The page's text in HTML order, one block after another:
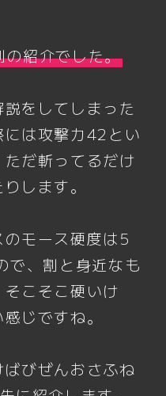
の紹介でした。
をしてしまった
は攻撃力42とい
だ斬ってるだけ
します。
モース硬度は5
で、割と身近なも
こそこ硬いけ
じですね。
びぜんおさふね